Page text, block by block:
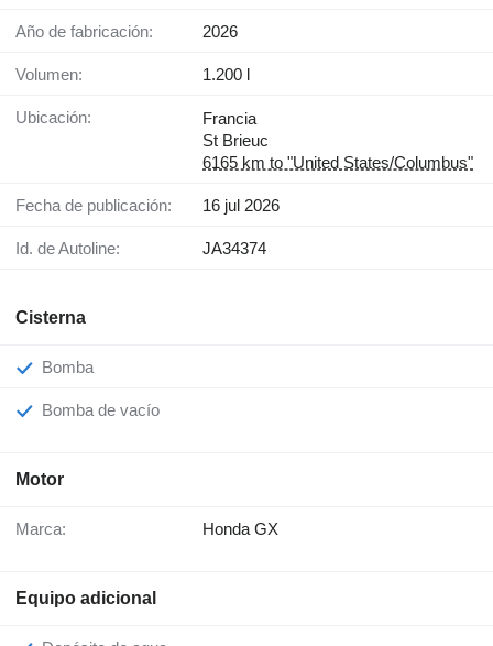
Año de fabricación: 2026
Volumen: 1.200 l
Ubicación:
Francia
St Brieuc
6165 km to "United States/Columbus"
Fecha de publicación: 16 jul 2026
Id. de Autoline: JA34374
Cisterna
Bomba
Bomba de vacío
Motor
Marca: Honda GX
Equipo adicional